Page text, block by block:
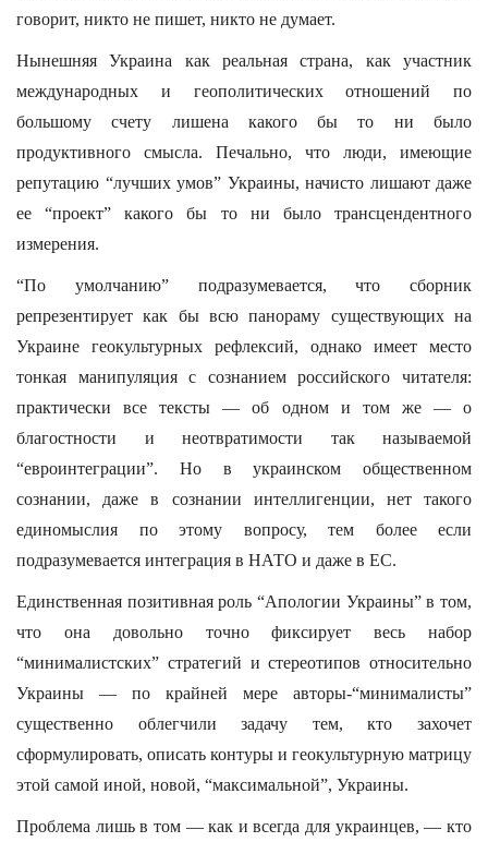
говорит, никто не пишет, никто не думает.
Нынешняя Украина как реальная страна, как участник
международных и геополитических отношений по
большому счету лишена какого бы то ни было
продуктивного смысла. Печально, что люди, имеющие
репутацию “лучших умов” Украины, начисто лишают даже
ее “проект” какого бы то ни было трансцендентного
измерения.
“По умолчанию” подразумевается, что сборник
репрезентирует как бы всю панораму существующих на
Украине геокультурных рефлексий, однако имеет место
тонкая манипуляция с сознанием российского читателя:
практически все тексты — об одном и том же — о
благостности и неотвратимости так называемой
“евроинтеграции”. Но в украинском общественном
сознании, даже в сознании интеллигенции, нет такого
единомыслия по этому вопросу, тем более если
подразумевается интеграция в НАТО и даже в ЕС.
Единственная позитивная роль “Апологии Украины” в том,
что она довольно точно фиксирует весь набор
“минималистских” стратегий и стереотипов относительно
Украины — по крайней мере авторы-“минималисты”
существенно облегчили задачу тем, кто захочет
сформулировать, описать контуры и геокультурную матрицу
этой самой иной, новой, “максимальной”, Украины.
Проблема лишь в том — как и всегда для украинцев, — кто